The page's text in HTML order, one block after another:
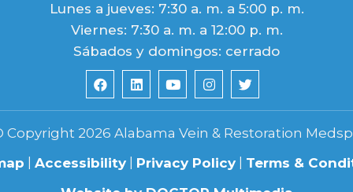
Lunes a jueves: 7:30 a. m. a 5:00 p. m.
Viernes: 7:30 a. m. a 12:00 p. m.
Sábados y domingos: cerrado
Copyright 2026 Alabama Vein & Restoration
Accessibility Privacy Policy
Terms &